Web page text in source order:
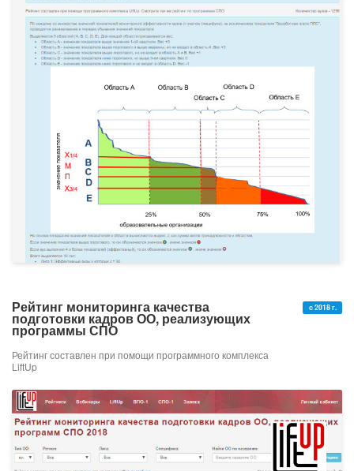
Рейтинг мониторинга качества
подготовки кадров ОО, реализующих
программы СПО
Рейтинг составлен при помощи программного комплекса
LiftUp
с 2018 г.